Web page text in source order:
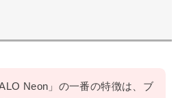
Neon」の一番の特徴は、ブ